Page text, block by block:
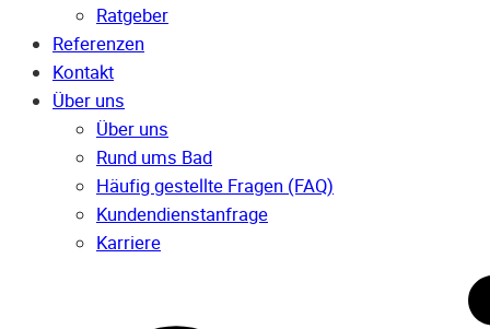
Ratgeber
Referenzen
Kontakt
Über uns
Über uns
Rund ums Bad
Häufig gestellte Fragen (FAQ)
Kunden­dienst­anfrage
Karriere